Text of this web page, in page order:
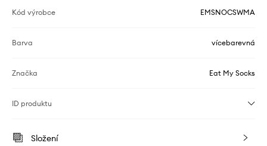
Kód výrobce EMSNOCSWMA
Barva vícebarevná
Značka Eat My Socks
ID produktu
Složení